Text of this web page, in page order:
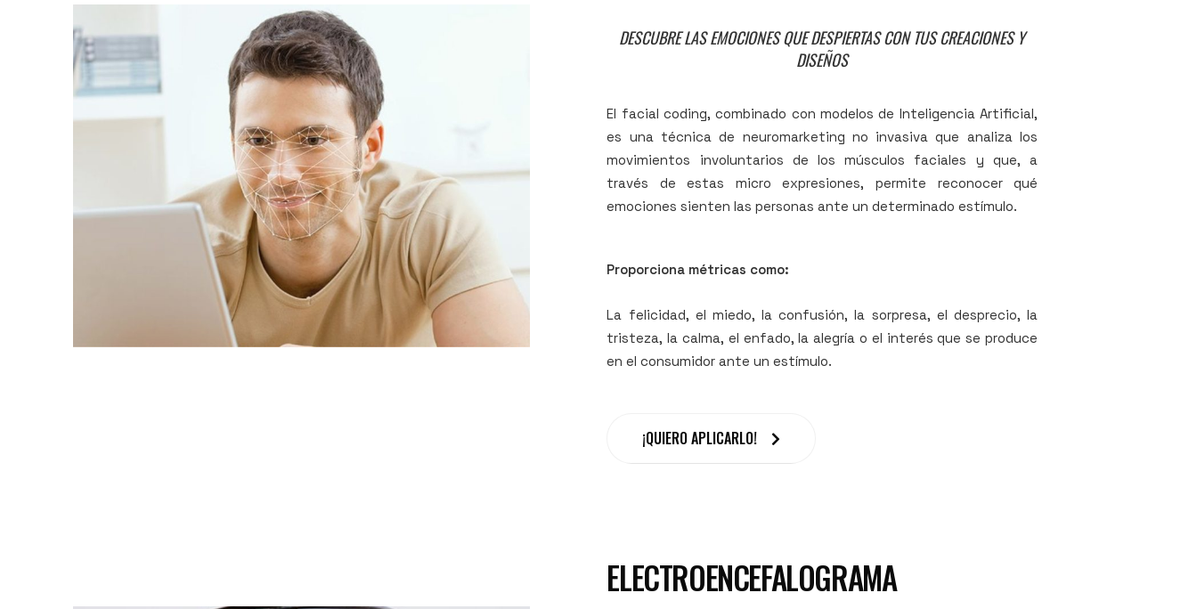
DESCUBRE LAS EMOCIONES QUE DESPIERTAS CON TUS CREACIONES Y
DISEÑOS
El facial coding, combinado con modelos de Inteligencia Artificial,
es una técnica de neuromarketing no invasiva que analiza los
movimientos involuntarios de los músculos faciales y que, a
través de estas micro expresiones, permite reconocer qué
emociones sienten las personas ante un determinado estímulo.
Proporciona métricas como:
La felicidad, el miedo, la confusión, la sorpresa, el desprecio, la
tristeza, la calma, el enfado, la alegría o el interés que se produce
en el consumidor ante un estímulo.
¡QUIERO APLICARLO!
ELECTROENCEFALOGRAMA